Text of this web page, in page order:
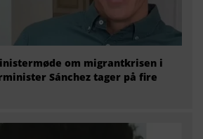
om migrantkrisen i
Sánchez tager på fire